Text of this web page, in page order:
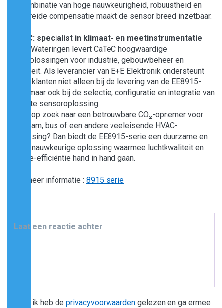
De combinatie van hoge nauwkeurigheid, robuustheid en
uitgebreide compensatie maakt de sensor breed inzetbaar.
CaTeC: specialist in klimaat- en meetinstrumentatie
Vanuit Wateringen levert CaTeC hoogwaardige
meetoplossingen voor industrie, gebouwbeheer en
mobiliteit. Als leverancier van E+E Elektronik ondersteunt
CaTeC klanten niet alleen bij de levering van de EE8915-
serie, maar ook bij de selectie, configuratie en integratie van
de juiste sensoroplossing.
Bent u op zoek naar een betrouwbare CO₂-opnemer voor
trein, tram, bus of een andere veeleisende HVAC-
toepassing? Dan biedt de EE8915-serie een duurzame en
uiterst nauwkeurige oplossing waarmee luchtkwaliteit en
energie-efficiëntie hand in hand gaan.
Voor meer informatie : 8915 serie
Laat een reactie achter
Ja, ik heb de privacyvoorwaarden gelezen en ga ermee